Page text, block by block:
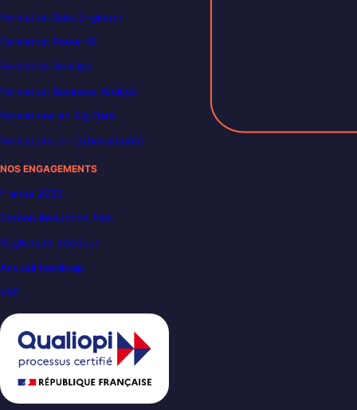
Formation Data Engineer
Formation Power BI
Formation DevOps
Formation Business Analyst
Formations en Big Data
Formations en Cybersécurité
NOS ENGAGEMENTS
France 2030
Carbon Reduction Plan
Règlement intérieur
Accueil handicap
VAE